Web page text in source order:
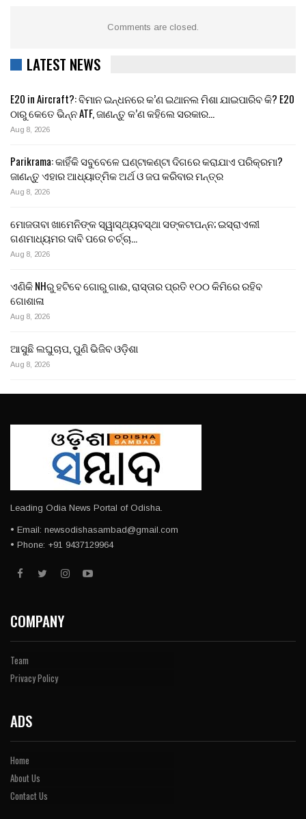
Comments are closed.
LATEST NEWS
E20 in Aircraft?: ବିମାନ ଇନ୍ଧନରେ କ’ଣ ଇଥାନଲ ମିଶା ଯାଇପାରିବ କି? E20
ଠାରୁ କେତେ ଭିନ୍ନ ATF, ଜାଣନ୍ତୁ କ’ଣ କହିଲେ ସରକାର…
Aug 8, 2026
Parikrama: କାହିଁକି ସବୁବେଳେ ଘଣ୍ଟାକଣ୍ଟା ଦିଗରେ କରାଯାଏ ପରିକ୍ରମା?
ଜାଣନ୍ତୁ ଏହାର ଆଧ୍ୟାତ୍ମିକ ଅର୍ଥ ଓ ଜପ କରିବାର ମନ୍ତ୍ର
Aug 8, 2026
ମୋଜତାବା ଖାମେନିଙ୍କ ସ୍ୱାସ୍ଥ୍ୟବସ୍ଥା ସଙ୍କଟାପନ୍ନ; ଇସ୍ରାଏଲୀ
ଗଣମାଧ୍ୟମର ଦାବି ପରେ ଚର୍ଚ୍ଚା…
Aug 8, 2026
ଏଣିକି NHରୁ ହଟିବେ ଗୋରୁ ଗାଈ, ରାସ୍ତାର ପ୍ରତି ୧୦୦ କିମିରେ ରହିବ
ଗୋଶାଳା
Aug 8, 2026
ଆସୁଛି ଲଘୁଚାପ, ପୁଣି ଭିଜିବ ଓଡ଼ିଶା
Aug 8, 2026
Leading Odia News Portal of Odisha.
• Email: newsodishasambad@gmail.com
• Phone: +91 9437129964
COMPANY
Team
Privacy Policy
ADS
Home
About Us
Contact Us